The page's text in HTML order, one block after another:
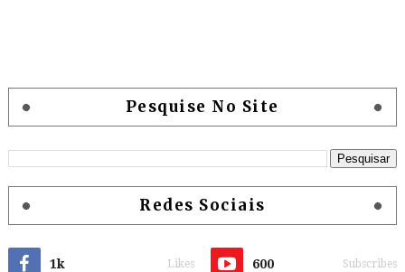
Pesquise No Site
Redes Sociais
1k Likes 600 Subscribes